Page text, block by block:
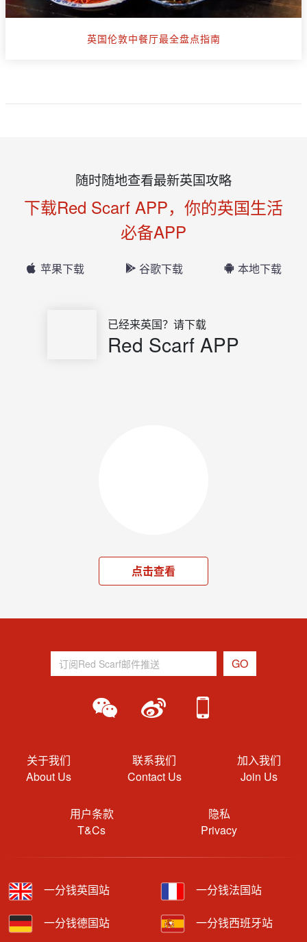
英国伦敦中餐厅最全盘点指南
随时随地查看最新英国攻略
下载Red Scarf APP，你的英国生活
必备APP
苹果下载 谷歌下载 本地下载
已经来英国？请下载
Red Scarf APP
点击查看
关于我们
About Us
联系我们
Contact Us
加入我们
Join Us
用户条款
T&Cs
隐私
Privacy
一分钱英国站 一分钱法国站
一分钱德国站 一分钱西班牙站